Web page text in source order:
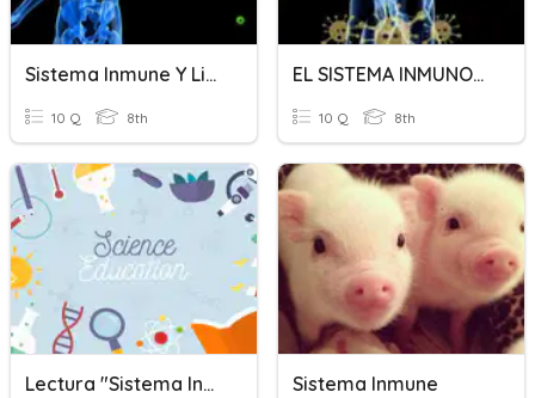
Sistema Inmune Y Linfático
10 Q 8th
EL SISTEMA INMUNOLOGICO
10 Q 8th
Lectura "Sistema Inmune" 8°B Sistema Inmune